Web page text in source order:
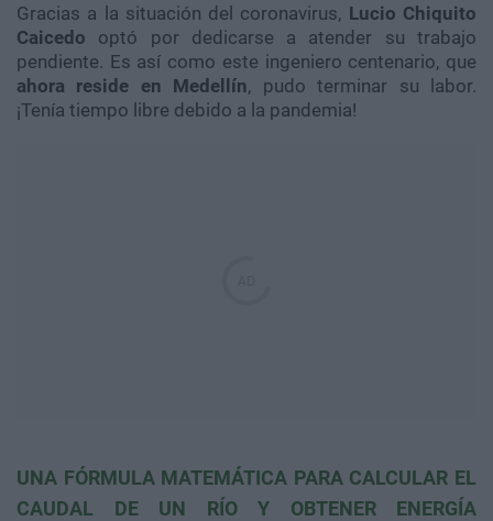
Gracias a la situación del coronavirus, Lucio Chiquito
Caicedo optó por dedicarse a atender su trabajo
pendiente. Es así como este ingeniero centenario, que
ahora reside en Medellín, pudo terminar su labor.
¡Tenía tiempo libre debido a la pandemia!
UNA FÓRMULA MATEMÁTICA PARA CALCULAR EL
CAUDAL DE UN RÍO Y OBTENER ENERGÍA